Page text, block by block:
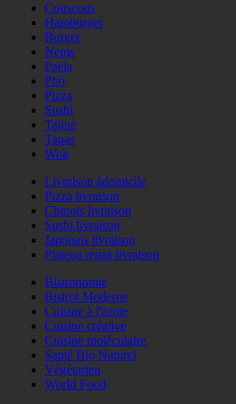
Couscous
Hamburger
Burger
Nems
Paëla
Phö
Pizza
Sushi
Tajine
Tapas
Wok
Livraison àdomicile
Pizza livraison
Chinois livraison
Sushi livraison
Japonais livraison
Plateau repas livraison
Bistronomie
Bistrot Moderne
Cuisine à l'azote
Cuisine créative
Cuisine moléculaire
Santé Bio Naturel
Végétarien
World Food